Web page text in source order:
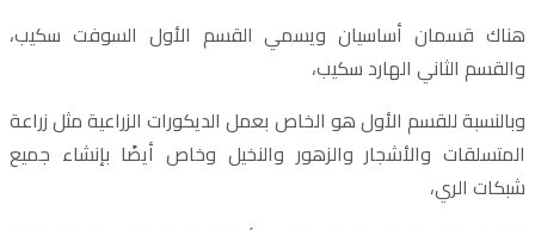
هناك قسمان أساسيان ويسمي القسم الأول السوفت سكيب،
والقسم الثاني الهارد سكيب،
وبالنسبة للقسم الأول هو الخاص بعمل الديكورات الزراعية مثل زراعة
المتسلقات والأشجار والزهور والنخيل وخاص أيضًا بإنشاء جميع
شبكات الري،